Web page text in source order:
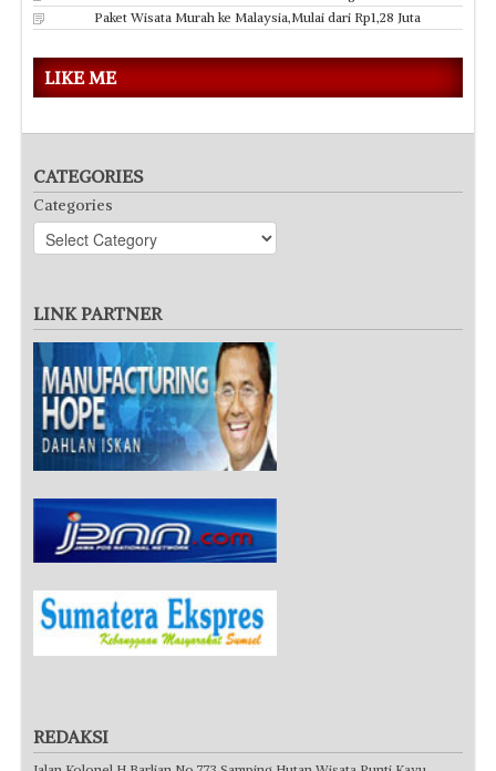
Paket Wisata Murah ke Malaysia,Mulai dari Rp1,28 Juta
LIKE ME
CATEGORIES
Categories
LINK PARTNER
REDAKSI
Jalan Kolonel H Barlian No.773 Samping Hutan Wisata Punti Kayu